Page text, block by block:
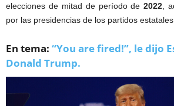
elecciones de mitad de período de2022 ,
por las presidencias de los partidos estatales.
En tema: “You are fired!”, le dijo
Donald Trump.